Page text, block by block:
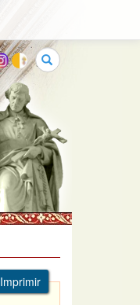
Buscar
Imprimir